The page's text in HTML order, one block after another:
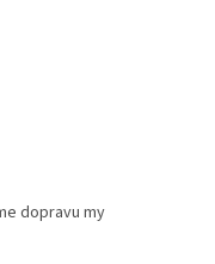
dopravu my